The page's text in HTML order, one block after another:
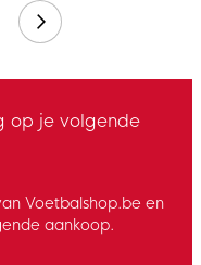
Volgende
op je volgende
Voetbalshop.be en
aankoop.